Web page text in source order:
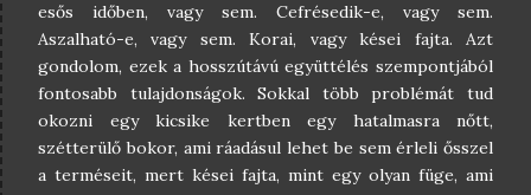
esős időben, vagy sem. Cefrésedik-e, vagy sem.
Aszalható-e, vagy sem. Korai, vagy kései fajta. Azt
gondolom, ezek a hosszútávú együttélés szempontjából
fontosabb tulajdonságok. Sokkal több problémát tud
okozni egy kicsike kertben egy hatalmasra nőtt,
szétterülő bokor, ami ráadásul lehet be sem érleli ősszel
a terméseit, mert kései fajta, mint egy olyan füge, ami